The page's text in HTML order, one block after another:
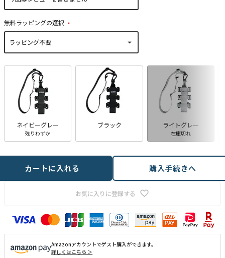
無料ラッピングの選択
(
ネイビーグレー
残りわずか
ブラック ライトグレー
在庫切れ
お気に入りに登録する
カートに入れる 購入手続きへ
Amazonアカウントでゲスト購入ができます。
詳しくはこちら ＞